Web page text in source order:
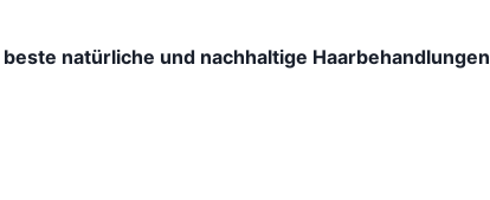
beste natürliche und nachhaltige Haarbehandlungen